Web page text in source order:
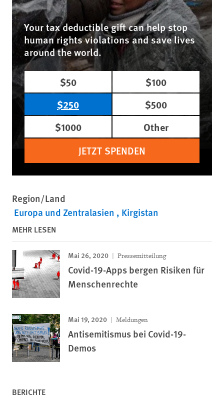
Your tax deductible gift can help stop
human rights violations and save lives
around the world.
$50
$100
$250
$500
$1000
Other
JETZT SPENDEN
Region/Land
Europa und Zentralasien
Kirgistan
MEHR LESEN
Mai 26, 2020 Pressemitteilung
Covid-19-Apps bergen Risiken für
Menschenrechte
Mai 19, 2020 Meldungen
Antisemitismus bei Covid-19-
Demos
BERICHTE